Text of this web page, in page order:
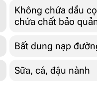
Không chứa dầu
chứa chất bảo
Bất dung nạp
Sữa, cá, đậu nành